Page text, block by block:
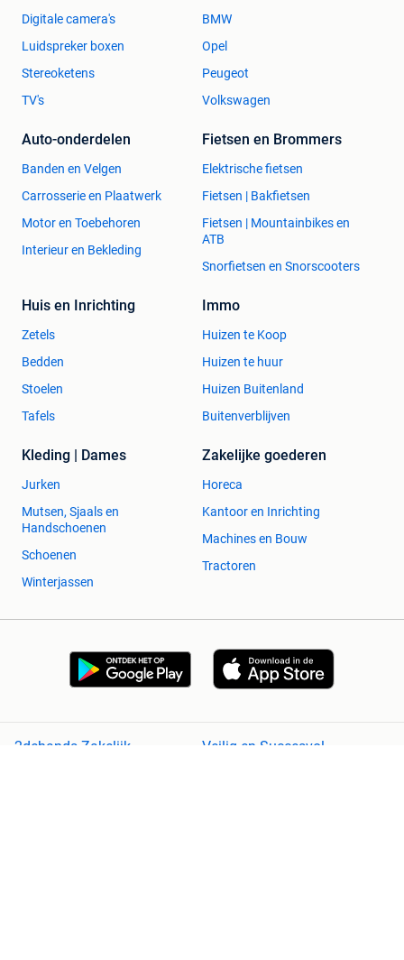
Digitale camera's
Luidspreker boxen
Stereoketens
TV's
BMW
Opel
Peugeot
Volkswagen
Auto-onderdelen
Banden en Velgen
Carrosserie en Plaatwerk
Motor en Toebehoren
Interieur en Bekleding
Fietsen en Brommers
Elektrische fietsen
Fietsen | Bakfietsen
Fietsen | Mountainbikes en
ATB
Snorfietsen en Snorscooters
Huis en Inrichting
Zetels
Bedden
Stoelen
Tafels
Immo
Huizen te Koop
Huizen te huur
Huizen Buitenland
Buitenverblijven
Kleding | Dames
Jurken
Mutsen, Sjaals en
Handschoenen
Schoenen
Winterjassen
Zakelijke goederen
Horeca
Kantoor en Inrichting
Machines en Bouw
Tractoren
2dehands Zakelijk
Veilig en Succesvol